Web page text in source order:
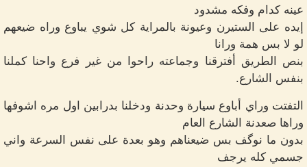
عينه كدام وفكه مشدود
إيده على الستيرن وعيونة بالمراية كل شوي يباوع وراه ضيعهم
لو لا بس همة ورانا
بنص الطريق أفترقنا وجماعته راحوا من غير فرع واحنا كملنا
بنفس الشارع.
التفتت وراي أباوع سيارة وحدنة ودخلنا بدرابين اول مره اشوفها
وراها صعدنة الشارع العام
بدون ما نوگف بس ضيعناهم وهو بعدة على نفس السرعة واني
جسمي كله يرجف